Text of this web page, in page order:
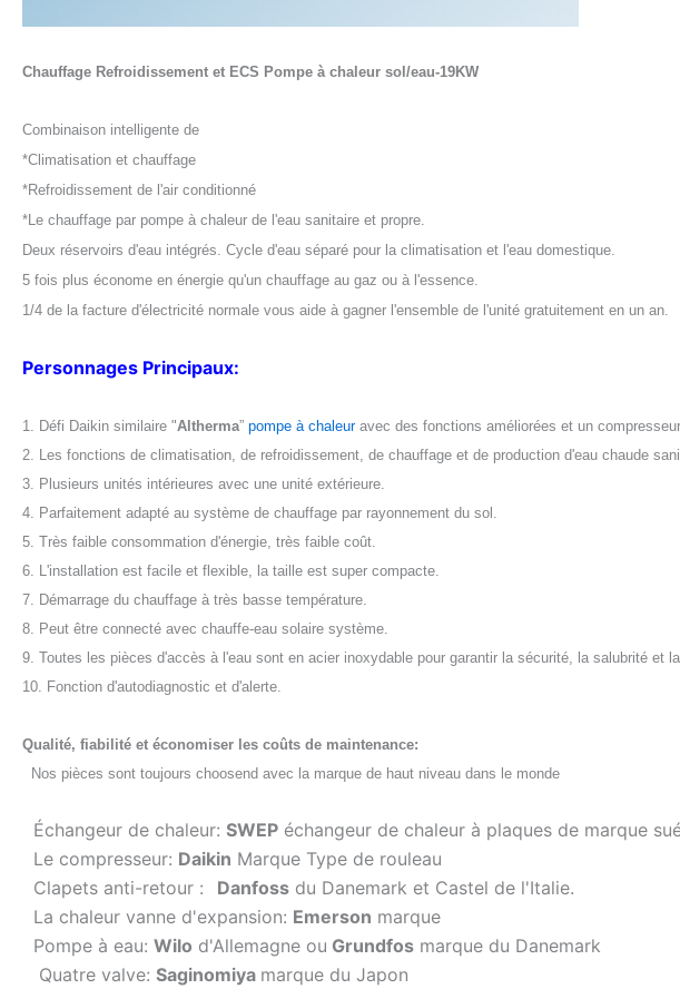
Chauffage Refroidissement et ECS Pompe à chaleur sol/eau-19KW
Combinaison intelligente de
*Climatisation et chauffage
*Refroidissement de l'air conditionné
*Le chauffage par pompe à chaleur de l'eau sanitaire et propre.
Deux réservoirs d'eau intégrés. Cycle d'eau séparé pour la climatisation et l'eau domestique.
5 fois plus économe en énergie qu'un chauffage au gaz ou à l'essence.
1/4 de la facture d'électricité normale vous aide à gagner l'ensemble de l'unité gratuitement en un an.
Personnages Principaux:
1. Défi Daikin similaire "Altherma” pompe à chaleuravec des fonctions améliorées et un
2. Les fonctions de climatisation, de refroidissement, de chauffage et de production d'eau chaude
3. Plusieurs unités intérieures avec une unité extérieure.
4. Parfaitement adapté au système de chauffage par rayonnement du sol.
5. Très faible consommation d'énergie, très faible coût.
6. L'installation est facile et flexible, la taille est super compacte.
7. Démarrage du chauffage à très basse température.
8. Peut être connecté avec chauffe-eau solaire système.
9. Toutes les pièces d'accès à l'eau sont en acier inoxydable pour garantir la sécurité, la salubrité et
10. Fonction d'autodiagnostic et d'alerte.
Qualité, fiabilité et économiser les coûts de maintenance:
Nos pièces sont toujours choosend avec la marque de haut niveau dans le monde
Échangeur de chaleur: SWEP échangeur de chaleur à plaques de marque
Le compresseur: Daikin Marque Type de rouleau
Clapets anti-retour : Danfoss du Danemark et Castel de l'Italie.
La chaleur vanne d'expansion: Emerson marque
Pompe à eau: Wilo d'Allemagne ou Grundfos marque du Danemark
Quatre valve: Saginomiya marque du Japon